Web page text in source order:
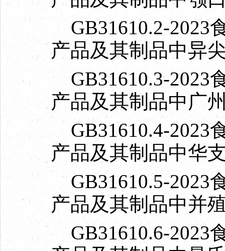
GB31610.2-2023
产品及其制品中异
GB31610.3-2023
产品及其制品中广
GB31610.4-2023
产品及其制品中华
GB31610.5-2023
产品及其制品中并
GB31610.6-2023